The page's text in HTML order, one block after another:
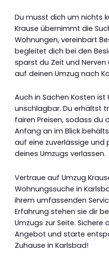
Du musst dich um nichts
Krause übernimmt die
Wohnungen, vereinbart
begleitet dich bei den
sparst du Zeit und
auf deinen Umzug nach
Auch in Sachen Kosten ist
unschlagbar. Du erhältst
fairen Preisen, sodass du
Anfang an im Blick
auf eine zuverlässige und
deines Umzugs verlassen.
Vertraue auf Umzug
Wohnungssuche in
ihrem umfassenden
Erfahrung stehen sie dir
Umzugs zur Seite. Sichere
Angebot und starte
Zuhause in Karlsbad!